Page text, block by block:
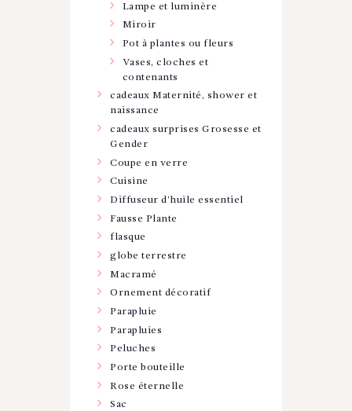
Lampe et luminère
Miroir
Pot à plantes ou fleurs
Vases, cloches et
contenants
cadeaux Maternité, shower et
naissance
cadeaux surprises Grosesse et
Gender
Coupe en verre
Cuisine
Diffuseur d'huile essentiel
Fausse Plante
flasque
globe terrestre
Macramé
Ornement décoratif
Parapluie
Parapluies
Peluches
Porte bouteille
Rose éternelle
Sac